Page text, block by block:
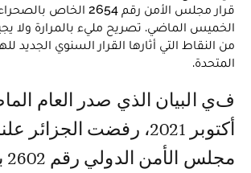
قرار مجلس الأمن رقم 2654
الخميس الماضي. تصريح مليء بالمرارة ولا
من النقاط التي أثارها القرار السنوي الجديد
المتحدة.
في البيان الذي صدر العام الماضي في 31
أكتوبر 2021، رفضت الجزائر